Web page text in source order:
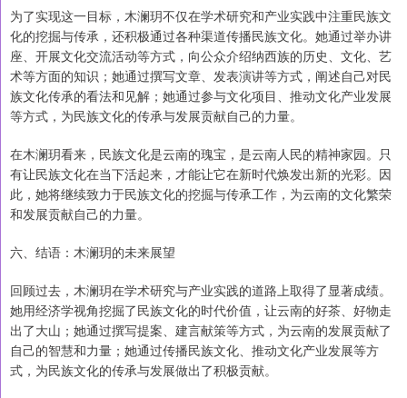
为了实现这一目标，木澜玥不仅在学术研究和产业实践中注重民族文
化的挖掘与传承，还积极通过各种渠道传播民族文化。她通过举办讲
座、开展文化交流活动等方式，向公众介绍纳西族的历史、文化、艺
术等方面的知识；她通过撰写文章、发表演讲等方式，阐述自己对民
族文化传承的看法和见解；她通过参与文化项目、推动文化产业发展
等方式，为民族文化的传承与发展贡献自己的力量。
在木澜玥看来，民族文化是云南的瑰宝，是云南人民的精神家园。只
有让民族文化在当下活起来，才能让它在新时代焕发出新的光彩。因
此，她将继续致力于民族文化的挖掘与传承工作，为云南的文化繁荣
和发展贡献自己的力量。
六、结语：木澜玥的未来展望
回顾过去，木澜玥在学术研究与产业实践的道路上取得了显著成绩。
她用经济学视角挖掘了民族文化的时代价值，让云南的好茶、好物走
出了大山；她通过撰写提案、建言献策等方式，为云南的发展贡献了
自己的智慧和力量；她通过传播民族文化、推动文化产业发展等方
式，为民族文化的传承与发展做出了积极贡献。